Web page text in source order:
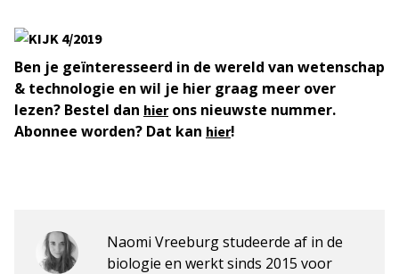
Ben je geïnteresseerd in de wereld van wetenschap
& technologie en wil je hier graag meer over
lezen? Bestel dan hierons nieuwste nummer.
Abonnee worden? Dat kan hier!
Naomi Vreeburg studeerde af in de
biologie en werkt sinds 2015 voor